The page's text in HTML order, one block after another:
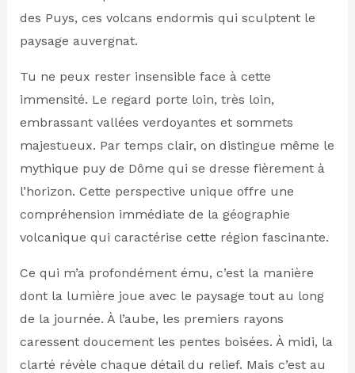
des Puys, ces volcans endormis qui sculptent le
paysage auvergnat.
Tu ne peux rester insensible face à cette
immensité. Le regard porte loin, très loin,
embrassant vallées verdoyantes et sommets
majestueux. Par temps clair, on distingue même le
mythique puy de Dôme qui se dresse fièrement à
l’horizon. Cette perspective unique offre une
compréhension immédiate de la géographie
volcanique qui caractérise cette région fascinante.
Ce qui m’a profondément ému, c’est la manière
dont la lumière joue avec le paysage tout au long
de la journée. À l’aube, les premiers rayons
caressent doucement les pentes boisées. À midi, la
clarté révèle chaque détail du relief. Mais c’est au